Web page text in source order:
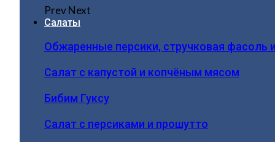
PrevNext
Салаты
Обжаренные персики, стручковая фасоль
Салат с капустой и копчёным мясом
Бибим Гуксу
Салат с персиками и прошутто